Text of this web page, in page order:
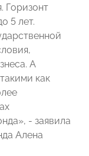
Горизонт
5 лет.
А
как
- заявила
Алена